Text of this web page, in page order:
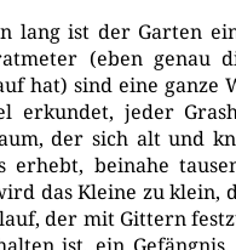
lang ist der Gar­ten
(eben genau
hat) sind eine gan­ze
erkun­det, jeder
der sich alt und
erhebt, bei­na­he
das Klei­ne zu klein,
der mit Git­tern